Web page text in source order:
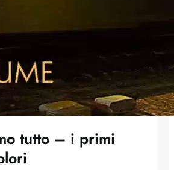
tutto – i primi